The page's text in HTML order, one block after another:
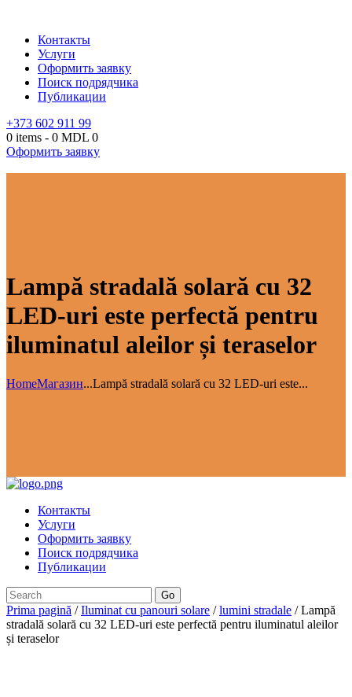
Контакты
Услуги
Оформить заявку
Поиск подрядчика
Публикации
+373 602 911 99
0 items - 0 MDL 0
Оформить заявку
Lampă stradală solară cu 32
LED-uri este perfectă pentru
iluminatul aleilor și teraselor
HomeМагазин...Lampă stradală solară cu 32 LED-uri este...
Контакты
Услуги
Оформить заявку
Поиск подрядчика
Публикации
Go
Prima pagină /Iluminat cu panouri solare /lumini stradale / Lampă
stradală solară cu 32 LED-uri este perfectă pentru iluminatul aleilor
și teraselor